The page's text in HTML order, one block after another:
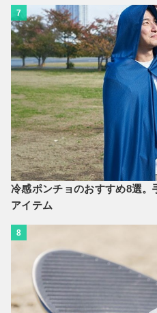
7
冷感ポンチョのおすすめ8選。
アイテム
8